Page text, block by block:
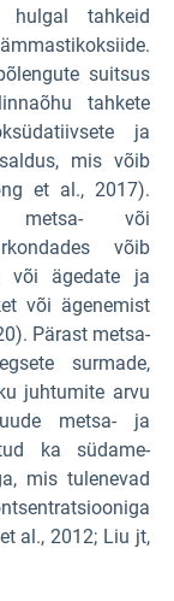
hulgal tahkeid
suitsus
tahkete
ja
mis võib
et al., 2017).
metsa- või
võib
või ägedate ja
või ägenemist
Pärast metsa-
surmade,
juhtumite arvu
metsa- ja
ka südame-
mis tulenevad
al., 2012; Liu jt,